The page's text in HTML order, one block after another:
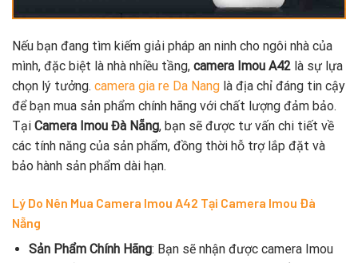
Nếu bạn đang tìm kiếm giải pháp an ninh cho ngôi nhà của
mình, đặc biệt là nhà nhiều tầng, camera Imou A42 là sự lựa
chọn lý tưởng. camera gia re Da Nang là địa chỉ đáng tin cậy
để bạn mua sản phẩm chính hãng với chất lượng đảm bảo.
Tại Camera Imou Đà Nẵng, bạn sẽ được tư vấn chi tiết về
các tính năng của sản phẩm, đồng thời hỗ trợ lắp đặt và
bảo hành sản phẩm dài hạn.
Lý Do Nên Mua Camera Imou A42 Tại Camera Imou Đà
Nẵng
Sản Phẩm Chính Hãng: Bạn sẽ nhận được camera Imou